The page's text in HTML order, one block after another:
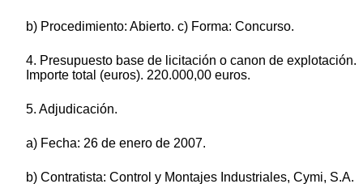
b) Procedimiento: Abierto. c) Forma: Concurso.
4. Presupuesto base de licitación o canon de explotación.
Importe total (euros). 220.000,00 euros.
5. Adjudicación.
a) Fecha: 26 de enero de 2007.
b) Contratista: Control y Montajes Industriales, Cymi, S.A.